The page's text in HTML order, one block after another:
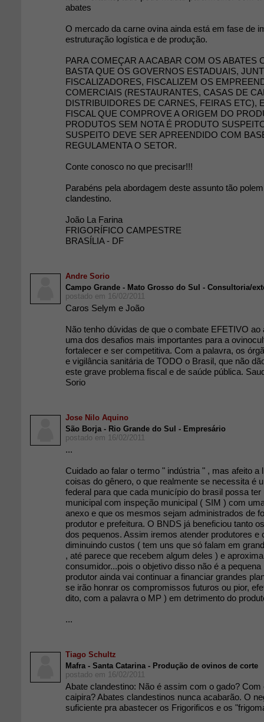
abates
O mercado da carne ovina ainda está em fase de
estruturação logística e de produção.
PARA COMEÇAR A ACABAR COM OS ABATES
BASTA QUE OS GOVERNOS ESTADUAIS,
FISCALIZADORES, FISCALIZEM OS
COMERCIAIS (RESTAURANTES, CASAS DE
DISTRIBUIDORES DE CARNES, FEIRAS ETC),
FISCAL QUE COMPROVE A ORIGEM DO
PRODUTOS SEM NOTA É PRODUTO
SUSPEITO DEVE SER APREENDIDO COM
REGULAMENTA O SETOR.
Conte conosco no que precisar!!!
Parabéns pela abordagem deste assunto tão
clandestino.
João La Farina
FRIGORÍFICO CAMPESTRE
BRASÍLIA - DF
Andre Sorio
Campo Grande - Mato Grosso do Sul - Consultoria/
postado em 16/02/2011
Caros Selym e João
Não tenho dúvidas de que o combate EFETIVO ao
uma dos desafios mais importantes para a
fortalecer e ser competitiva. Com a palavra, os
e vigilância sanitária de TODO o Brasil, que não
este grave problema fiscal e de saúde pública.
Sorio
Jose Nilo Aquino
São Borja - Rio Grande do Sul - Empresário
postado em 16/02/2011
...
Cuidado ao falar o termo " indústria " , mas afeito a
coisas do gênero, o que realmente se necessita é
federal para que cada município do brasil possa ter
municipal com inspeção municipal ( SIM ) com
anexo e que os mesmos sejam administrados de
produtor e prefeitura. O BNDS já beneficiou tanto
dos pequenos. Assim iremos atender produtores e
diminuindo custos ( tem uns que só falam em
, até parece que recebem algum deles ) e
consumidor...pois o objetivo disso não é a pequena
produtor ainda vai continuar a financiar grandes
se irão honrar os compromissos futuros ou pior,
dito, com a palavra o MP ) em detrimento do
...
Tiago Schultz
Mafra - Santa Catarina - Produção de ovinos de corte
postado em 16/02/2011
Abate clandestino: Não é assim com o gado?
caipira? Abates clandestinos nunca acabarão. O
suficiente pra abastecer os Frigorificos e os